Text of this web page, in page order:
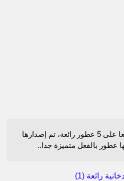
في هذه التدوينة سنمر سريعا على 5 عطور رائعة، تم إصدارها
عطور بالفعل متميزة جدا..
رائعة (1)